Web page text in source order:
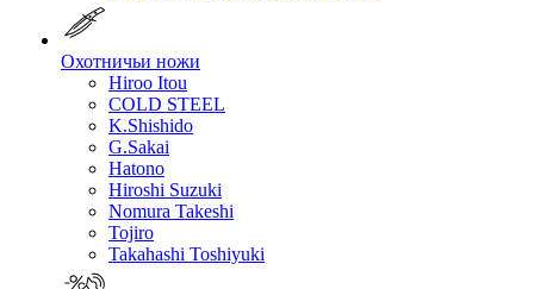
Охотничьи ножи
Hiroo Itou
COLD STEEL
K.Shishido
G.Sakai
Hatono
Hiroshi Suzuki
Nomura Takeshi
Tojiro
Takahashi Toshiyuki